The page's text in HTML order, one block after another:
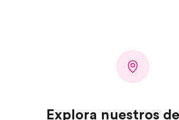
Explora nuestros